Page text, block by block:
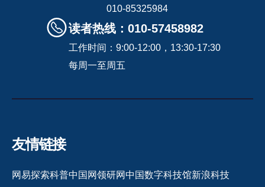
010-85325984
读者热线：010-57458982
工作时间：9:00-12:00，13:30-17:30
每周一至周五
友情链接
网易探索科普中国网领研网中国数字科技馆新浪科技